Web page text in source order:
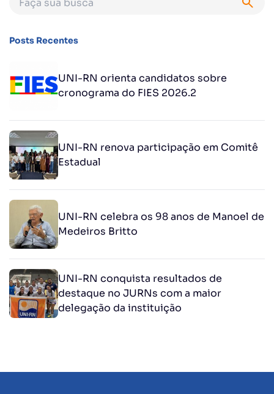
Posts Recentes
UNI-RN orienta candidatos sobre
cronograma do FIES 2026.2
UNI-RN renova participação em Comitê
Estadual
UNI-RN celebra os 98 anos de Manoel de
Medeiros Britto
UNI-RN conquista resultados de
destaque no JURNs com a maior
delegação da instituição